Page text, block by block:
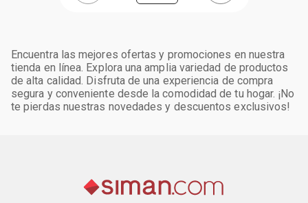
Encuentra las mejores ofertas y promociones en nuestra
tienda en línea. Explora una amplia variedad de productos
de alta calidad. Disfruta de una experiencia de compra
segura y conveniente desde la comodidad de tu hogar. ¡No
te pierdas nuestras novedades y descuentos exclusivos!